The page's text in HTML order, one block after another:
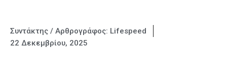
Συντάκτης / Αρθρογράφος: Lifespeed
22 Δεκεμβρίου, 2025